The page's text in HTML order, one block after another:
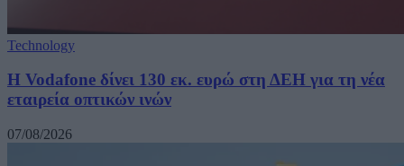
Technology
H Vodafone δίνει 130 εκ. ευρώ στη ΔΕΗ για τη νέα
εταιρεία οπτικών ινών
07/08/2026